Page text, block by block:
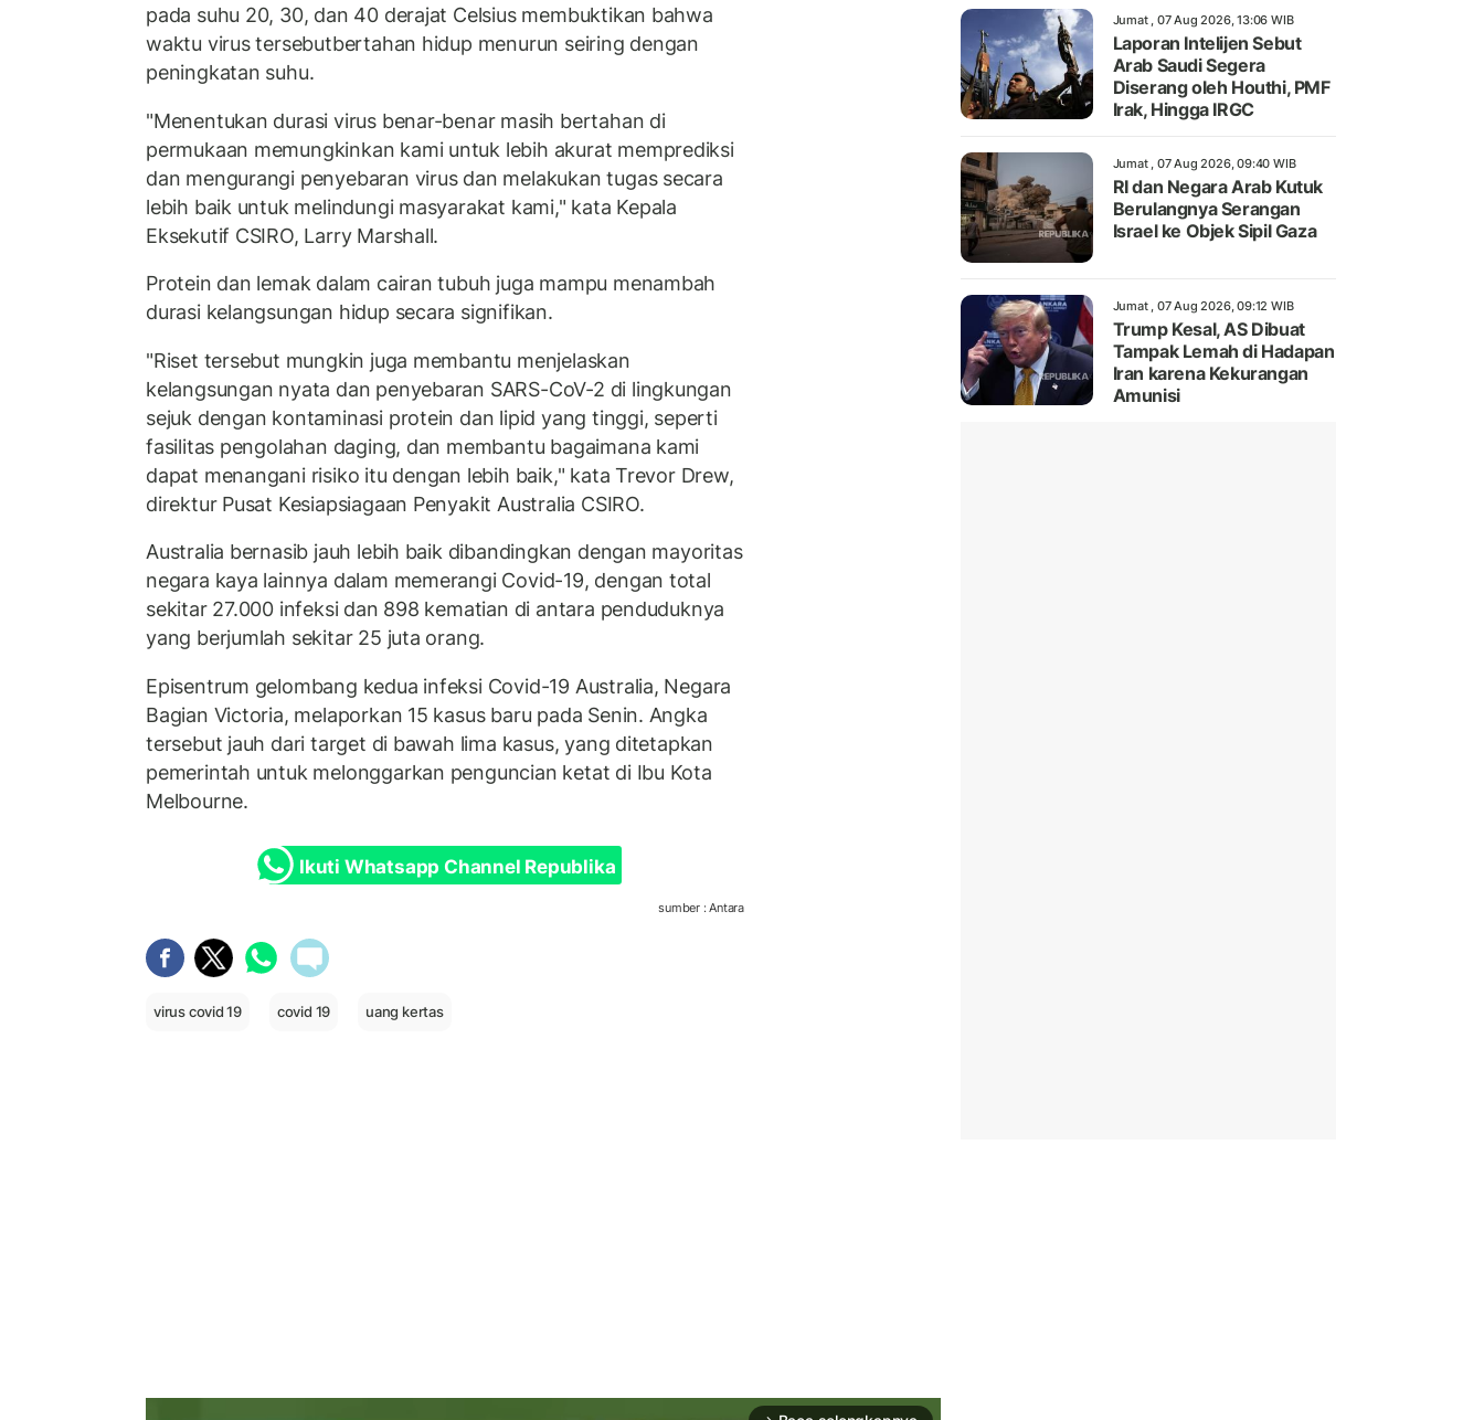
pada suhu 20, 30, dan 40 derajat Celsius membuktikan bahwa
waktu virus tersebutbertahan hidup menurun seiring dengan
peningkatan suhu.
"Menentukan durasi virus benar-benar masih bertahan di
permukaan memungkinkan kami untuk lebih akurat memprediksi
dan mengurangi penyebaran virus dan melakukan tugas secara
lebih baik untuk melindungi masyarakat kami," kata Kepala
Eksekutif CSIRO, Larry Marshall.
Protein dan lemak dalam cairan tubuh juga mampu menambah
durasi kelangsungan hidup secara signifikan.
"Riset tersebut mungkin juga membantu menjelaskan
kelangsungan nyata dan penyebaran SARS-CoV-2 di lingkungan
sejuk dengan kontaminasi protein dan lipid yang tinggi, seperti
fasilitas pengolahan daging, dan membantu bagaimana kami
dapat menangani risiko itu dengan lebih baik," kata Trevor Drew,
direktur Pusat Kesiapsiagaan Penyakit Australia CSIRO.
Australia bernasib jauh lebih baik dibandingkan dengan mayoritas
negara kaya lainnya dalam memerangi Covid-19, dengan total
sekitar 27.000 infeksi dan 898 kematian di antara penduduknya
yang berjumlah sekitar 25 juta orang.
Episentrum gelombang kedua infeksi Covid-19 Australia, Negara
Bagian Victoria, melaporkan 15 kasus baru pada Senin. Angka
tersebut jauh dari target di bawah lima kasus, yang ditetapkan
pemerintah untuk melonggarkan penguncian ketat di Ibu Kota
Melbourne.
Ikuti Whatsapp Channel Republika
sumber : Antara
virus covid 19 covid 19 uang kertas
Jumat , 07 Aug 2026, 13:06 WIB
Laporan Intelijen Sebut
Arab Saudi Segera
Diserang oleh Houthi, PMF
Irak, Hingga IRGC
Jumat , 07 Aug 2026, 09:40 WIB
RI dan Negara Arab Kutuk
Berulangnya Serangan
Israel ke Objek Sipil Gaza
Jumat , 07 Aug 2026, 09:12 WIB
Trump Kesal, AS Dibuat
Tampak Lemah di Hadapan
Iran karena Kekurangan
Amunisi